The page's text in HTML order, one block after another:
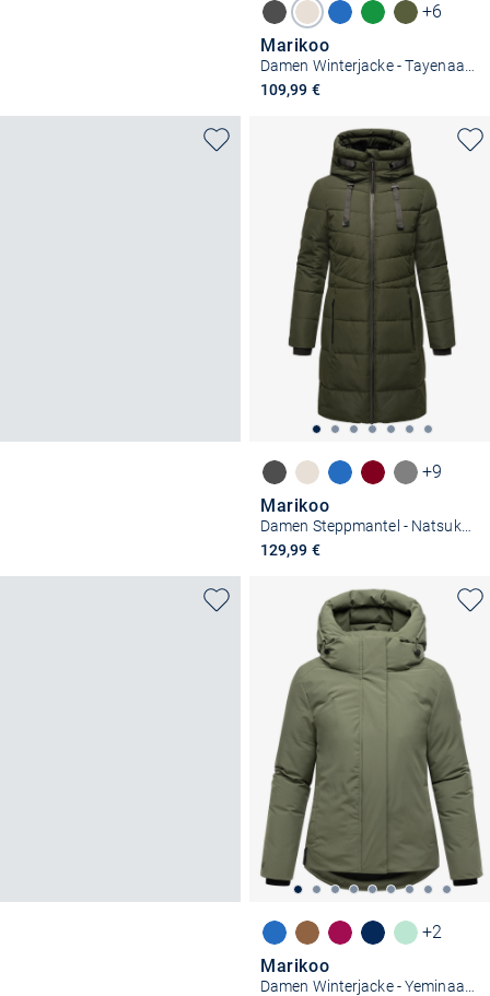
+6
Marikoo
109,99 €
+9
Marikoo
Damen Steppmantel - Natsukoo XVI
129,99 €
+2
Marikoo